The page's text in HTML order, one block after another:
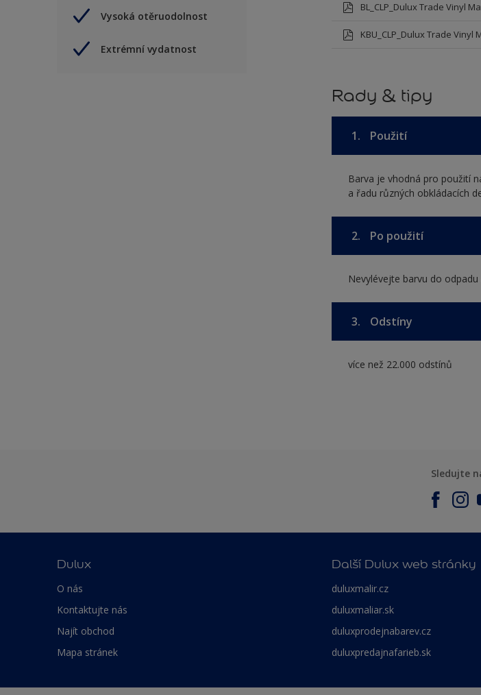
Vysoká otěruodolnost
Extrémní vydatnost
BL_CLP_Dulux Trade Vinyl
KBU_CLP_Dulux Trade Vinyl
Rady & tipy
1. Použití
Barva je vhodná pro použití
a řadu různých obkládacích
2. Po použití
Nevylévejte barvu do
3. Odstíny
více než 22.000 odstínů
Sledujte
Dulux
O nás
Kontaktujte nás
Najít obchod
Mapa stránek
Další Dulux web stránky
duluxmalir.cz
duluxmaliar.sk
duluxprodejnabarev.cz
duluxpredajnafarieb.sk